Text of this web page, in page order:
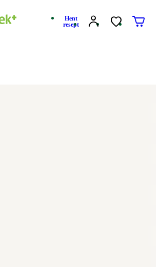
Hent
resept